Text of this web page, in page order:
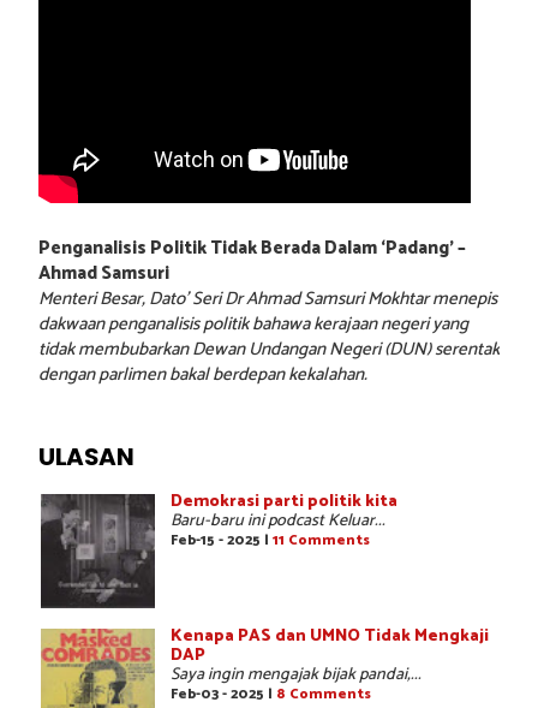
Penganalisis Politik Tidak Berada Dalam ‘Padang’ –
Ahmad Samsuri
Menteri Besar, Dato’ Seri Dr Ahmad Samsuri Mokhtar menepis
dakwaan penganalisis politik bahawa kerajaan negeri yang
tidak membubarkan Dewan Undangan Negeri (DUN) serentak
dengan parlimen bakal berdepan kekalahan.
ULASAN
Demokrasi parti politik kita
Baru-baru ini podcast Keluar...
Feb-15 - 2025 | 11 Comments
Kenapa PAS dan UMNO Tidak Mengkaji
DAP
Saya ingin mengajak bijak pandai,...
Feb-03 - 2025 | 8 Comments